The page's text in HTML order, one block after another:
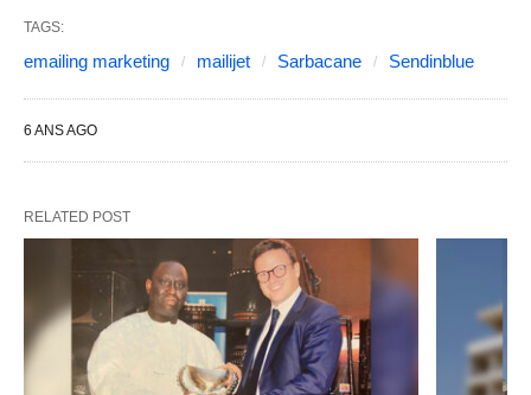
TAGS:
emailing marketing mailijet Sarbacane Sendinblue
6 ANS AGO
RELATED POST